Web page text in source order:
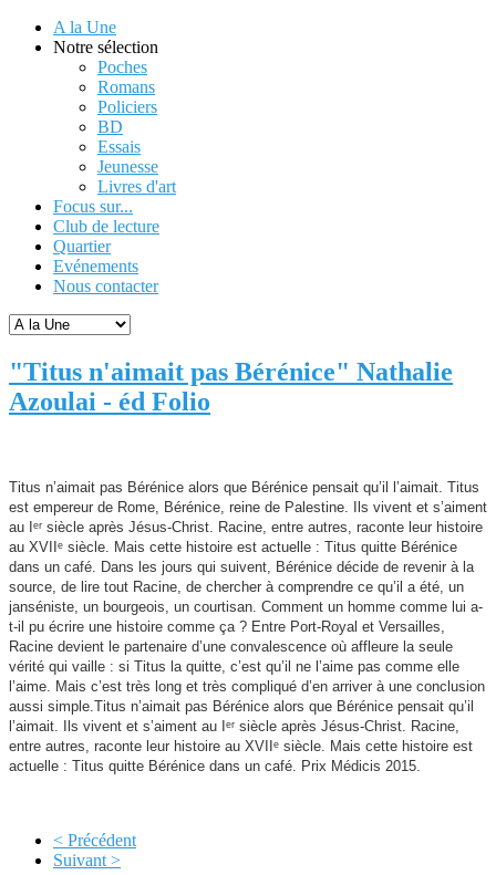
A la Une
Notre sélection
Poches
Romans
Policiers
BD
Essais
Jeunesse
Livres d'art
Focus sur...
Club de lecture
Quartier
Evénements
Nous contacter
"Titus n'aimait pas Bérénice" Nathalie
Azoulai - éd Folio
Titus n’aimait pas Bérénice alors que Bérénice pensait qu’il l’aimait. Titus
est empereur de Rome, Bérénice, reine de Palestine. Ils vivent et s’aiment
au Iᵉʳ siècle après Jésus-Christ. Racine, entre autres, raconte leur histoire
au XVIIᵉ siècle. Mais cette histoire est actuelle : Titus quitte Bérénice
dans un café. Dans les jours qui suivent, Bérénice décide de revenir à la
source, de lire tout Racine, de chercher à comprendre ce qu’il a été, un
janséniste, un bourgeois, un courtisan. Comment un homme comme lui a-
t-il pu écrire une histoire comme ça ? Entre Port-Royal et Versailles,
Racine devient le partenaire d’une convalescence où affleure la seule
vérité qui vaille : si Titus la quitte, c’est qu’il ne l’aime pas comme elle
l’aime. Mais c’est très long et très compliqué d’en arriver à une conclusion
aussi simple.Titus n’aimait pas Bérénice alors que Bérénice pensait qu’il
l’aimait. Ils vivent et s’aiment au Iᵉʳ siècle après Jésus-Christ. Racine,
entre autres, raconte leur histoire au XVIIᵉ siècle. Mais cette histoire est
actuelle : Titus quitte Bérénice dans un café. Prix Médicis 2015.
< Précédent
Suivant >